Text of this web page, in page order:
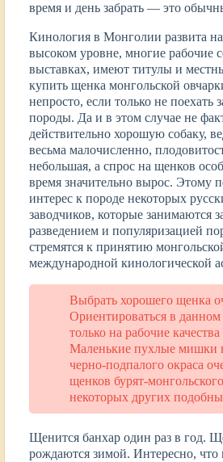
время и день забрать — это
Кинология в Монголии развита
высоком уровне, многие рабочие
выставках, имеют титулы и
купить щенка монгольской
непросто, если только не поехать
породы. Да и в этом случае не
действительно хорошую собаку,
весьма малочисленно,
небольшая, а спрос на щенков
время значительно вырос. Этому
интерес к породе некоторых
заводчиков, которые занимаются
разведением и популяризацией
стремятся к принятию
международной кинологической
Выбрать хорошего щенка
Ориентироваться в
только на рабочие
Маленькие пухлые мишки
черно-подпалого окраса
щенков бурят-
некоторых других
Щенится банхар один раз в год.
рождаются зимой. Интересно, что